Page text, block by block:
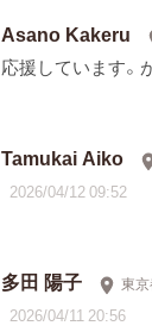
Asano Kakeru
応援しています。
Tamukai Aiko
2026/04/12 09:52
多田 陽子 東
2026/04/11 20:56